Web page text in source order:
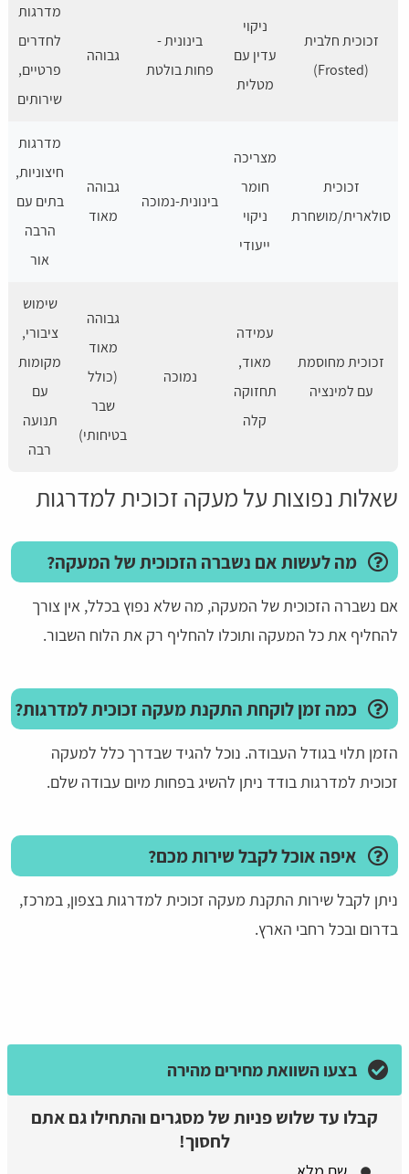
זכוכית חלבית
(Frosted)
ניקוי
עדין עם
מטלית
בינונית -
פחות בולטת
גבוהה
מדרגות
לחדרים
פרטיים,
שירותים
זכוכית
סולארית/מושחרת
מצריכה
חומר
ניקוי
ייעודי
בינונית-נמוכה
גבוהה
מאוד
מדרגות
חיצוניות,
בתים עם
הרבה
אור
זכוכית מחוסמת
עם למינציה
עמידה
מאוד,
תחזוקה
קלה
נמוכה
גבוהה
מאוד
(כולל
שבר
בטיחותי)
שימוש
ציבורי,
מקומות
עם
תנועה
רבה
שאלות נפוצות על מעקה זכוכית למדרגות
מה לעשות אם נשברה הזכוכית של המעקה?
אם נשברה הזכוכית של המעקה, מה שלא נפוץ בכלל, אין צורך
להחליף את כל המעקה ותוכלו להחליף רק את הלוח השבור.
כמה זמן לוקחת התקנת מעקה זכוכית למדרגות?
הזמן תלוי בגודל העבודה. נוכל להגיד שבדרך כלל למעקה
זכוכית למדרגות בודד ניתן להשיג בפחות מיום עבודה שלם.
איפה אוכל לקבל שירות מכם?
ניתן לקבל שירות התקנת מעקה זכוכית למדרגות בצפון, במרכז,
בדרום ובכל רחבי הארץ.
בצעו השוואת מחירים מהירה
קבלו עד שלוש פניות של מסגרים והתחילו גם אתם
לחסוך!